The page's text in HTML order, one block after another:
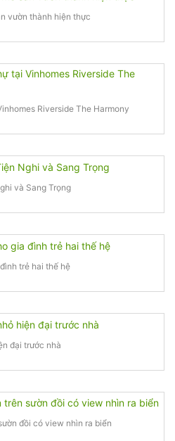
vườn thành hiện thực
Riverside The Harmony
và Sang Trọng
trẻ hai thế hệ
đại trước nhà
đồi có view nhìn ra biển